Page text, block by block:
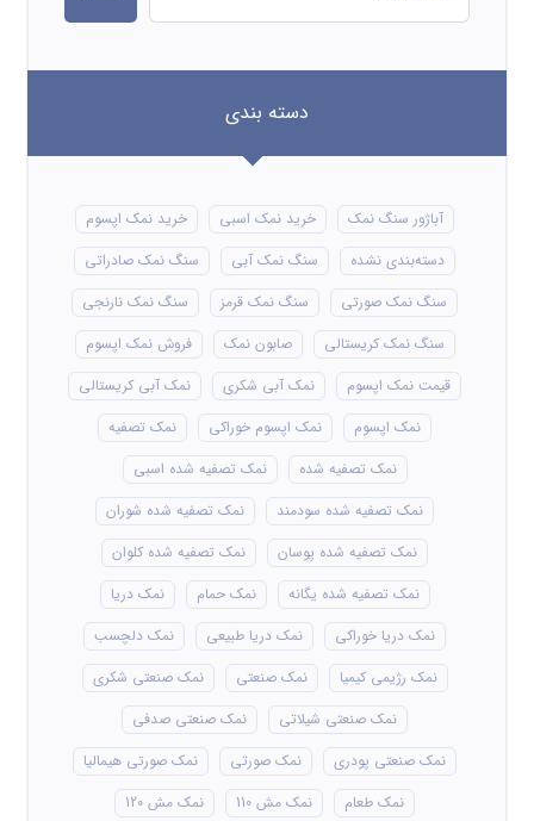
دسته بندی
آباژور سنگ نمک خرید نمک اسبی
خرید نمک اپسوم
دسته‌بندی نشده
سنگ نمک آبی
سنگ نمک صادراتی
سنگ نمک صورتی
سنگ نمک قرمز
سنگ نمک نارنجی
سنگ نمک کریستالی
صابون نمک
فروش نمک اپسوم
قیمت نمک اپسوم
نمک آبی شکری
نمک آبی کریستالی
نمک اپسوم
نمک اپسوم خوراکی
نمک تصفیه
نمک تصفیه شده
نمک تصفیه شده اسبی
نمک تصفیه شده سودمند
نمک تصفیه شده شوران
نمک تصفیه شده پوسان
نمک تصفیه شده کلوان
نمک تصفیه شده یگانه
نمک حمام
نمک دریا
نمک دریا خوراکی
نمک دریا طبیعی
نمک دلچسب
نمک رژیمی کیمیا
نمک صنعتی
نمک صنعتی شکری
نمک صنعتی شیلاتی
نمک صنعتی صدفی
نمک صنعتی پودری
نمک صورتی
نمک صورتی هیمالیا
نمک طعام
نمک مش 110
نمک مش 120